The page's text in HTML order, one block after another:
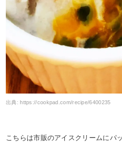
出典:https://cookpad.com/recipe/6400235
こちらは市販のアイスクリームにパ